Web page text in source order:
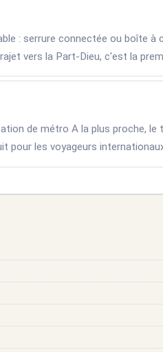
: serrure connectée ou boîte à
vers la Part-Dieu, c'est la
de métro A la plus proche,
pour les voyageurs